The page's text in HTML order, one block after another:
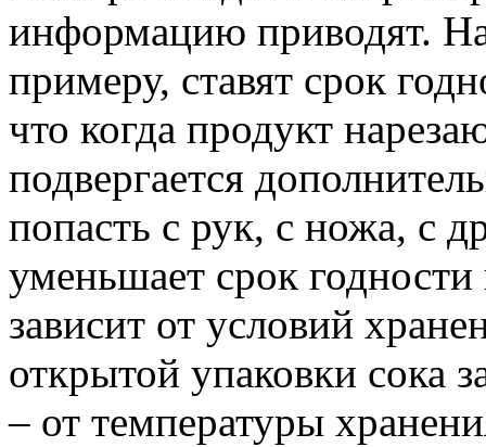
информацию приводят.
примеру, ставят срок
что когда продукт
подвергается
попасть с рук, с ножа, с
уменьшает срок
зависит от условий
открытой упаковки сока
– от температуры